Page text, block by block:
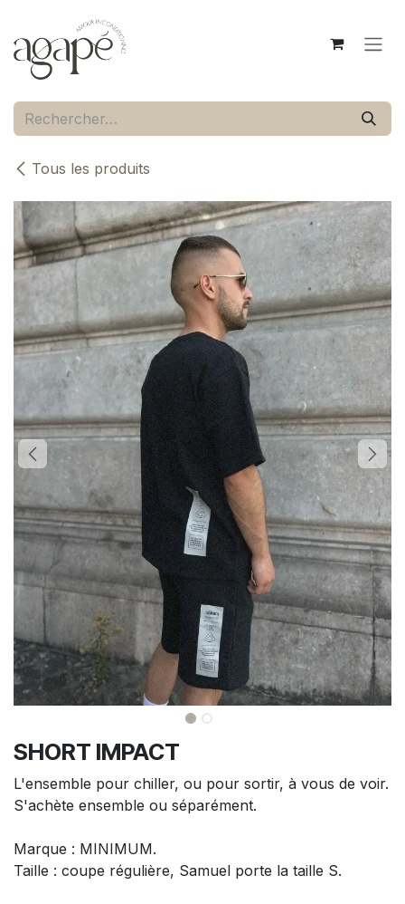
Tous les produits
SHORT IMPACT
L'ensemble pour chiller, ou pour sortir, à vous de voir.
S'achète ensemble ou séparément.
Marque : MINIMUM.
Taille : coupe régulière, Samuel porte la taille S.